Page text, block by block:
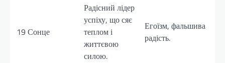
19 Сонце
Радісний лідер
успіху, що сяє
теплом і
життєвою
силою.
Егоїзм, фальшива
радість.